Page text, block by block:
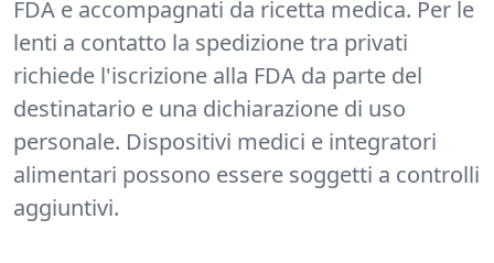
FDA e accompagnati da ricetta medica. Per le
lenti a contatto la spedizione tra privati
richiede l'iscrizione alla FDA da parte del
destinatario e una dichiarazione di uso
personale. Dispositivi medici e integratori
alimentari possono essere soggetti a controlli
aggiuntivi.